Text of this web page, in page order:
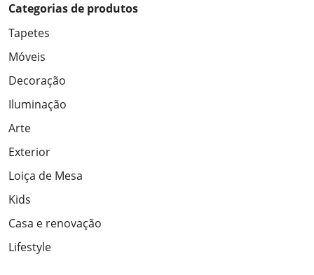
Categorias de produtos
Tapetes
Móveis
Decoração
Iluminação
Arte
Exterior
Loiça de Mesa
Kids
Casa e renovação
Lifestyle